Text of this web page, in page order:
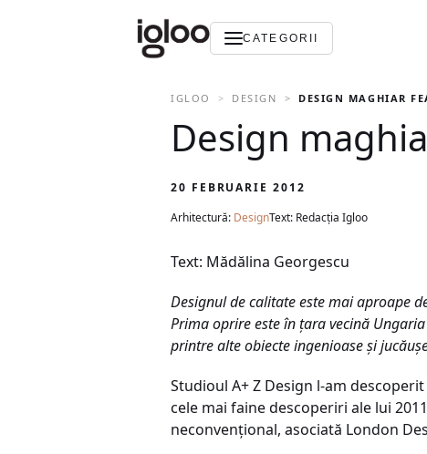
CATEGORII
IGLOO DESIGN DESIGN MAGHIAR
Design
20 FEBRUARIE 2012
Arhitectură: DesignText: Redacția Igloo
Text: Mădălina Georgescu
Designul de calitate este mai aproape
Prima oprire este în ţara vecină
printre alte obiecte ingenioase şi
Studioul A+ Z Design l-am
cele mai faine descoperiri ale lui
neconvenţional, asociată London